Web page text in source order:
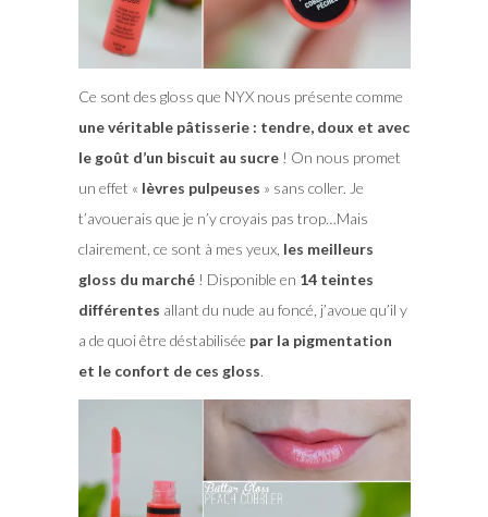
Ce sont des gloss que NYX nous présente comme
une véritable pâtisserie : tendre, doux et avec
le goût d’un biscuit au sucre! On nous promet
un effet « lèvres pulpeuses » sans coller. Je
t’avouerais que je n’y croyais pas trop…Mais
clairement, ce sont à mes yeux, les meilleurs
gloss du marché! Disponible en 14 teintes
différentes allant du nude au foncé, j’avoue qu’il y
a de quoi être déstabilisée par la pigmentation
et le confort de ces gloss.